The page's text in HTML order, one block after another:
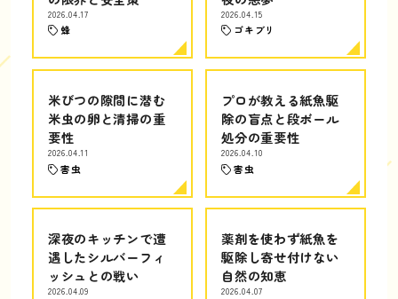
2026.04.17
蜂
2026.04.15
ゴキブリ
米びつの隙間に潜む
米虫の卵と清掃の重
要性
2026.04.11
害虫
プロが教える紙魚駆
除の盲点と段ボール
処分の重要性
2026.04.10
害虫
深夜のキッチンで遭
遇したシルバーフィ
ッシュとの戦い
2026.04.09
薬剤を使わず紙魚を
駆除し寄せ付けない
自然の知恵
2026.04.07